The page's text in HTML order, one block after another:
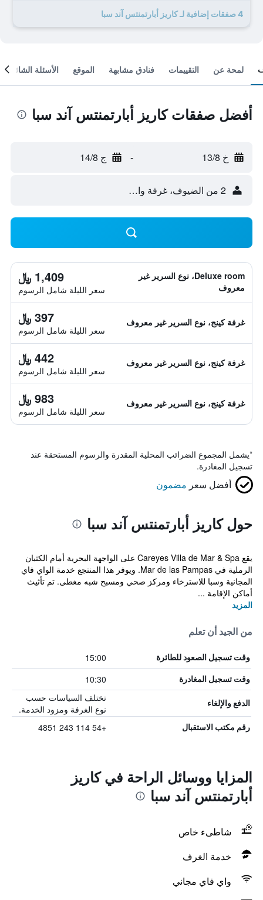
4 صفقات إضافية لـ كاريز أبارتمنتس آند سبا
لمحة عن التقييمات فنادق مشابهة الموقع الأسئلة الشائعة
أفضل صفقات كاريز أبارتمنتس آند سبا
خ 13/8 - ج 14/8
2 من الضيوف، غرفة واحدة
Deluxe room، نوع السرير غير
معروف
1,409 ﷼
سعر الليلة شامل الرسوم
غرفة كينج، نوع السرير غير معروف 397 ﷼
سعر الليلة شامل الرسوم
غرفة كينج، نوع السرير غير معروف 442 ﷼
سعر الليلة شامل الرسوم
غرفة كينج، نوع السرير غير معروف 983 ﷼
سعر الليلة شامل الرسوم
*يشمل المجموع الضرائب المحلية المقدرة والرسوم المستحقة عند
تسجيل المغادرة.
أفضل سعر مضمون
حول كاريز أبارتمنتس آند سبا
يقع Careyes Villa de Mar & Spa على الواجهة البحرية أمام الكثبان
الرملية في Mar de las Pampas. ويوفر هذا المنتجع خدمة الواي فاي
المجانية وسبا للاسترخاء ومركز صحي ومسبح شبه مغطى. تم تأثيث
أماكن الإقامة ...
المزيد
من الجيد أن تعلم
وقت تسجيل الصعود للطائرة 15:00
وقت تسجيل المغادرة 10:30
الدفع والإلغاء
تختلف السياسات حسب
نوع الغرفة ومزود الخدمة.
رقم مكتب الاستقبال +54 114 243 4851
المزايا ووسائل الراحة في كاريز
أبارتمنتس آند سبا
شاطىء خاص
خدمة الغرف
واي فاي مجاني